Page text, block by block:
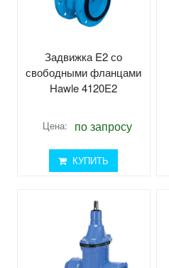
Задвижка E2 со
свободными фланцами
Hawle 4120E2
Цена: по запросу
КУПИТЬ